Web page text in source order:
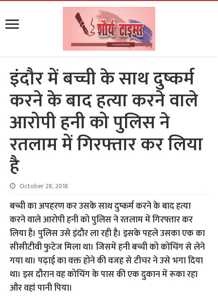
इंदौर में बच्ची के साथ दुष्कर्म
करने के बाद हत्या करने वाले
आरोपी हनी को पुलिस ने
रतलाम में गिरफ्तार कर लिया
है
October 28, 2018
बच्ची का अपहरण कर उसके साथ दुष्कर्म करने के बाद हत्या
करने वाले आरोपी हनी को पुलिस ने रतलाम में गिरफ्तार कर
लिया है। पु‍लिस उसे इंदौर ला रही है। इसके पहले उसका एक का
सीसीटीवी फुटेज मिला था। जिसमें हनी बच्ची को कोचिंग से लेने
गया था। पढ़ाई का वक्त होने की वजह से टीचर ने उसे भगा दिया
था। इस दौरान वह कोचिंग के पास की एक दुकान में रूका रहा
और वहां पानी पिया।